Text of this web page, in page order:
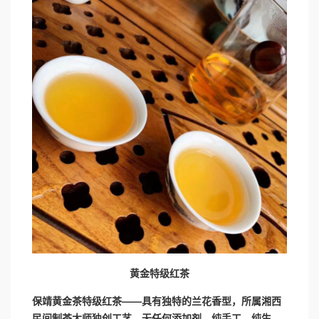
黄金特级红茶
保靖黄金茶特级红茶——具有独特的兰花香型，所属湘西